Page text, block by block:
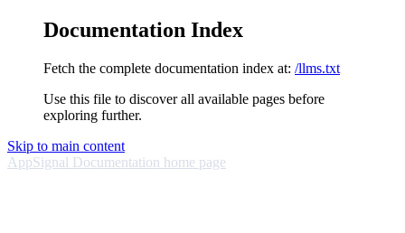
Documentation Index
Fetch the complete documentation index at: /llms.txt
Use this file to discover all available pages before
exploring further.
Skip to main content
AppSignal Documentation home page